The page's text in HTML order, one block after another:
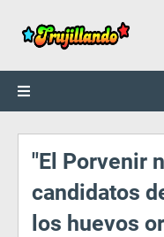
"El Porvenir
candidatos
los huevos